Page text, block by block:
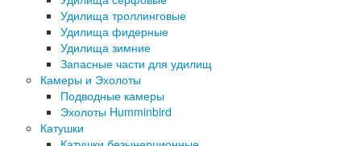
Удилища троллинговые
Удилища фидерные
Удилища зимние
Запасные части для удилищ
Камеры и Эхолоты
Подводные камеры
Эхолоты Humminbird
Катушки